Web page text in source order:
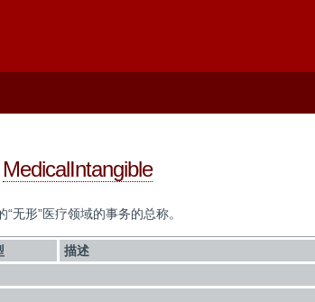
MedicalIntangible
无形”医疗领域的事务的总称。
描述